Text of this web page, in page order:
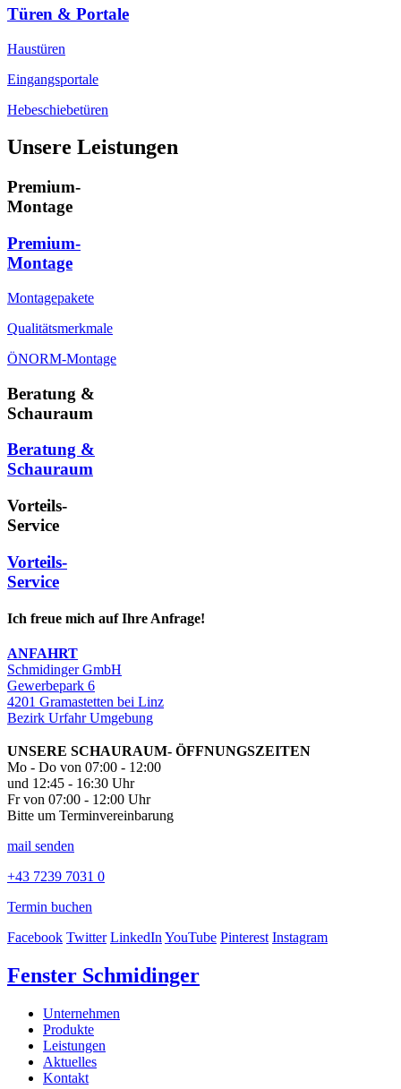
Türen & Portale
Haustüren
Eingangsportale
Hebeschiebetüren
Unsere Leistungen
Premium-
Montage
Premium-
Montage
Montagepakete
Qualitätsmerkmale
ÖNORM-Montage
Beratung &
Schauraum
Beratung &
Schauraum
Vorteils-
Service
Vorteils-
Service
Ich freue mich auf Ihre Anfrage!
ANFAHRT
Schmidinger GmbH
Gewerbepark 6
4201 Gramastetten bei Linz
Bezirk Urfahr Umgebung
UNSERE SCHAURAUM- ÖFFNUNGSZEITEN
Mo - Do von 07:00 - 12:00
und 12:45 - 16:30 Uhr
Fr von 07:00 - 12:00 Uhr
Bitte um Terminvereinbarung
mail senden
+43 7239 7031 0
Termin buchen
Facebook Twitter LinkedInYouTube Pinterest Instagram
Fenster Schmidinger
Unternehmen
Produkte
Leistungen
Aktuelles
Kontakt